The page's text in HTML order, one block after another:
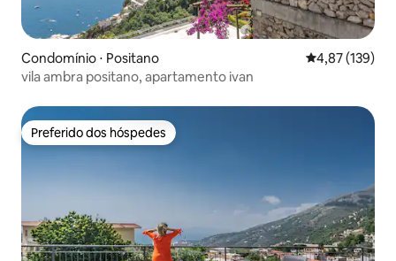
Condomínio ⋅ Positano 4,87 de uma
4,87 (139)
vila ambra positano, apartamento ivan
Preferido dos hóspedes
Preferido dos hóspedes